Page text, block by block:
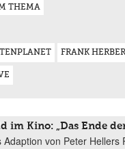
THEMA
FRANK
im Kino: „Das Ende
Adaption von Peter Hellers